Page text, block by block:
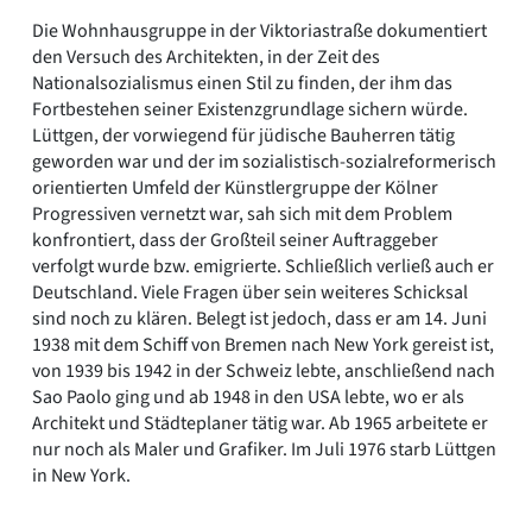
Die Wohnhausgruppe in der Viktoriastraße dokumentiert
den Versuch des Architekten, in der Zeit des
Nationalsozialismus einen Stil zu finden, der ihm das
Fortbestehen seiner Existenzgrundlage sichern würde.
Lüttgen, der vorwiegend für jüdische Bauherren tätig
geworden war und der im sozialistisch-sozialreformerisch
orientierten Umfeld der Künstlergruppe der Kölner
Progressiven vernetzt war, sah sich mit dem Problem
konfrontiert, dass der Großteil seiner Auftraggeber
verfolgt wurde bzw. emigrierte. Schließlich verließ auch er
Deutschland. Viele Fragen über sein weiteres Schicksal
sind noch zu klären. Belegt ist jedoch, dass er am 14. Juni
1938 mit dem Schiff von Bremen nach New York gereist ist,
von 1939 bis 1942 in der Schweiz lebte, anschließend nach
Sao Paolo ging und ab 1948 in den USA lebte, wo er als
Architekt und Städteplaner tätig war. Ab 1965 arbeitete er
nur noch als Maler und Grafiker. Im Juli 1976 starb Lüttgen
in New York.